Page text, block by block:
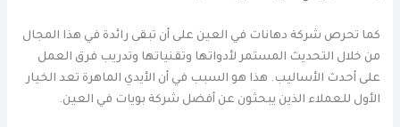
كما تحرص شركة دهانات في العين على أن تبقى رائدة في هذا المجال
من خلال التحديث المستمر لأدواتها وتقنياتها وتدريب فرق العمل
على أحدث الأساليب. هذا هو السبب في أن الأيدي الماهرة تعد الخيار
الأول للعملاء الذين يبحثون عن أفضل شركة بويات في العين.